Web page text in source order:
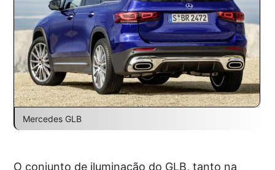
Mercedes GLB
O conjunto de iluminação do GLB, tanto na